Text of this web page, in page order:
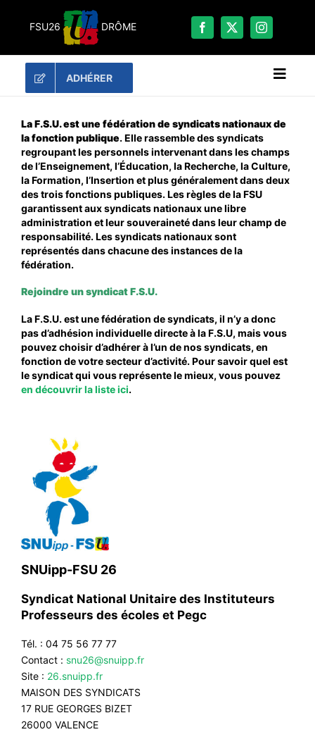
FSU26 DRÔME
ADHÉRER
RECHERCHER:
LES UNES
#ACTUALITÉS
LA FSU 26
DOSSIERS
PUBLICATIONS
#VOS ÉLUES
#FORMATION
#COMMUNIQUÉS
La F.S.U. est une fédération de syndicats nationaux de
la fonction publique. Elle rassemble des syndicats
regroupant les personnels intervenant dans les champs
de l’Enseignement, l’Éducation, la Recherche, la Culture,
la Formation, l’Insertion et plus généralement dans deux
des trois fonctions publiques. Les règles de la FSU
garantissent aux syndicats nationaux une libre
administration et leur souveraineté dans leur champ de
responsabilité. Les syndicats nationaux sont
représentés dans chacune des instances de la
fédération.
Rejoindre un syndicat F.S.U.
La F.S.U. est une fédération de syndicats, il n’y a donc
pas d’adhésion individuelle directe à la F.S.U, mais vous
pouvez choisir d’adhérer à l’un de nos syndicats, en
fonction de votre secteur d’activité. Pour savoir quel est
le syndicat qui vous représente le mieux, vous pouvez
en découvrir la liste ici.
SNUipp-FSU 26
Syndicat National Unitaire des Instituteurs
Professeurs des écoles et Pegc
Tél. : 04 75 56 77 77
Contact : snu26@snuipp.fr
Site : 26.snuipp.fr
MAISON DES SYNDICATS
17 RUE GEORGES BIZET
26000 VALENCE